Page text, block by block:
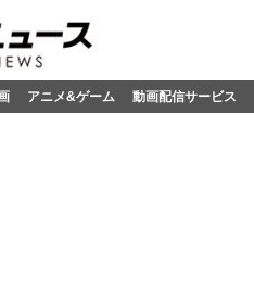
アニメ&ゲーム 動画配信サービス